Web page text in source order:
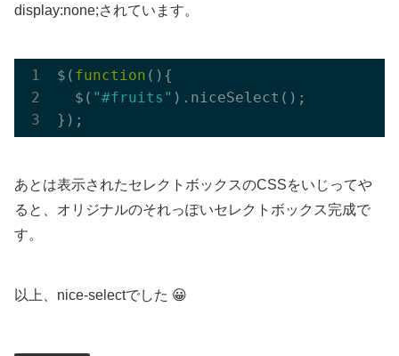
display:none;されています。
$( function ( ) {
  $(
"#fruits" ).niceSelect();
あとは表示されたセレクトボックスのCSSをいじってや
ると、オリジナルのそれっぽいセレクトボックス完成で
す。
以上、nice-selectでした 😀